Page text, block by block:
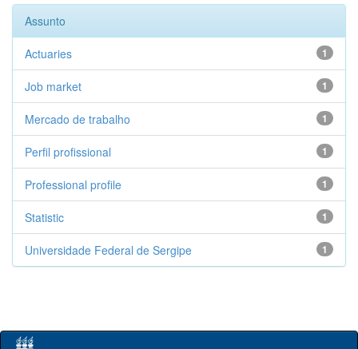
Assunto
1
Actuaries
1
Job market
1
Mercado de trabalho
1
Perfil profissional
1
Professional profile
1
Statistic
1
Universidade Federal de Sergipe